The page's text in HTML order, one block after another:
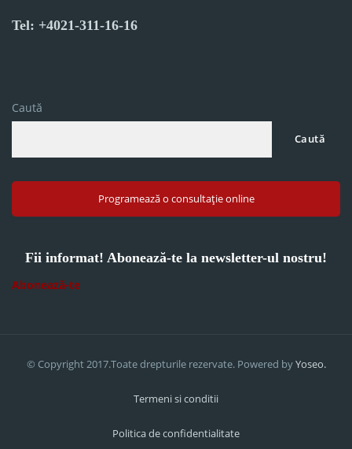
Tel: +4021-311-16-16
Caută
Caută
Programează o consultație online
Fii informat! Abonează-te la newsletter-ul nostru!
Abonează-te
© Copyright 2017.Toate drepturile rezervate. Powered byYoseo.
Termeni si conditii
Politica de confidentialitate